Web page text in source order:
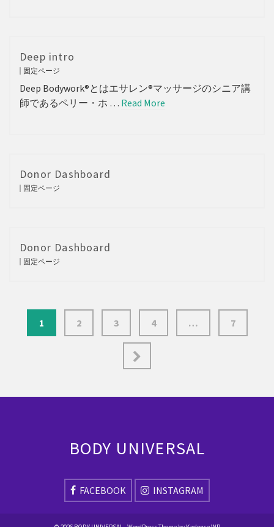
Deep intro
固定ページ
Deep Bodywork®とはエサレン®マッサージのシニア講
師であるペリー・ホ … Read More
Donor Dashboard
固定ページ
Donor Dashboard
固定ページ
1 2 3 4 … 7
BODY UNIVERSAL
FACEBOOK INSTAGRAM